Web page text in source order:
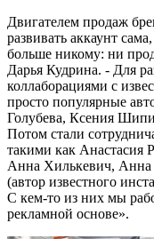
Двигателем продаж
развивать аккаунт
больше никому: ни
Дарья Кудрина. - Для
коллаборациями с
просто популярные
Голубева, Ксения
Потом стали
такими как Анастасия
Анна Хилькевич, Анна
(автор известного
С кем-то из них мы
рекламной основе».